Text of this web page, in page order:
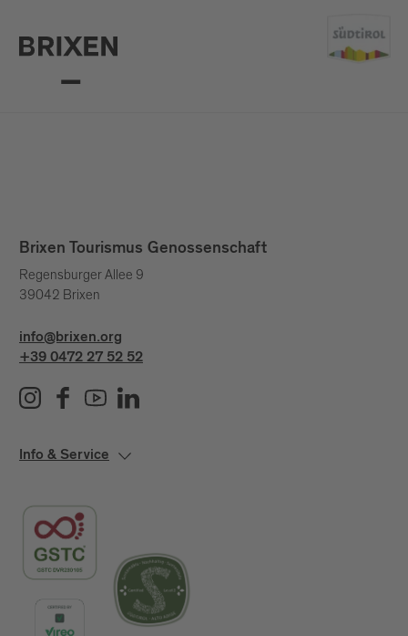
Brixen Tourismus Genossenschaft
Regensburger Allee 9
39042 Brixen
info@brixen.org
+39 0472 27 52 52
Info & Service